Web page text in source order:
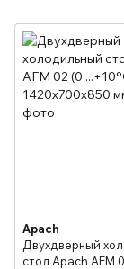
Apach
Двухдверный
стол Apach AFM